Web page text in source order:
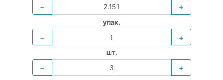
−
+
упак.
−
+
шт.
−
+